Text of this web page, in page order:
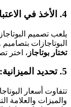
4. الأخذ في الاعتبار تصميم البوتاجاز ومظهره:
يلعب تصميم
البوتاجازات
تختار بوتاجاز ، اختر
5. تحديد الميزانية:
تتفاوت أسعار
والميزات والعلامة